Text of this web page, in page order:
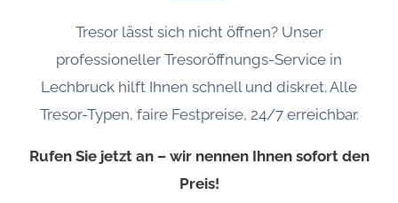
Tresor lässt sich nicht öffnen? Unser
professioneller Tresoröffnungs-Service in
Lechbruck hilft Ihnen schnell und diskret. Alle
Tresor-Typen, faire Festpreise, 24/7 erreichbar.
Rufen Sie jetzt an – wir nennen Ihnen sofort den
Preis!